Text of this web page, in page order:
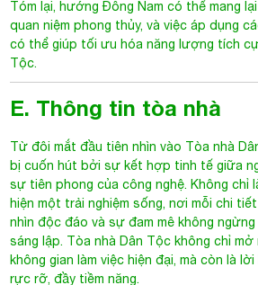
Tóm lại, hướng Đông Nam có thể mang
quan niệm phong thủy, và việc áp dụng
có thể giúp tối ưu hóa năng lượng tích
Tộc.
E. Thông tin tòa nhà
Từ đôi mắt đầu tiên nhìn vào Tòa nhà
bị cuốn hút bởi sự kết hợp tinh tế giữa
sự tiên phong của công nghệ. Không chỉ
hiện một trải nghiệm sống, nơi mỗi chi
nhìn độc đáo và sự đam mê không
sáng lập. Tòa nhà Dân Tộc không chỉ
không gian làm việc hiện đại, mà còn là
rực rỡ, đầy tiềm năng.